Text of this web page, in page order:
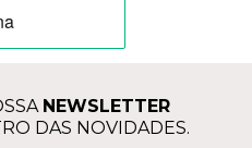
NEWSLETTER
DAS NOVIDADES.